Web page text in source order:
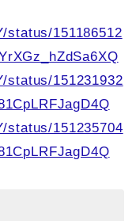
status/151186512
status/151231932
status/151235704